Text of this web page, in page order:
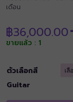
เดือน
฿36,000.00
ขายแล้ว : 1
ตัวเลือกสี
Guitar